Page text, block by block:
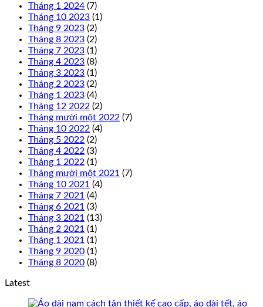
Tháng 1 2024 (7)
Tháng 10 2023 (1)
Tháng 9 2023 (2)
Tháng 8 2023 (2)
Tháng 7 2023 (1)
Tháng 4 2023 (8)
Tháng 3 2023 (1)
Tháng 2 2023 (2)
Tháng 1 2023 (4)
Tháng 12 2022 (2)
Tháng mười một 2022 (7)
Tháng 10 2022 (4)
Tháng 5 2022 (2)
Tháng 4 2022 (3)
Tháng 1 2022 (1)
Tháng mười một 2021 (7)
Tháng 10 2021 (4)
Tháng 7 2021 (4)
Tháng 6 2021 (3)
Tháng 3 2021 (13)
Tháng 2 2021 (1)
Tháng 1 2021 (1)
Tháng 9 2020 (1)
Tháng 8 2020 (8)
Latest